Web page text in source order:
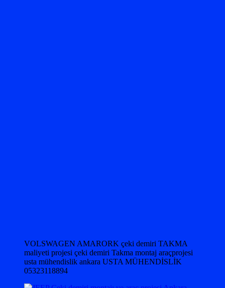
VOLSWAGEN AMARORK çeki demiri TAKMA
maliyeti projesi çeki demiri Takma montaj araçprojesi
usta mühendislik ankara USTA MÜHENDİSLİK
05323118894